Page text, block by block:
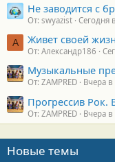
Не заводится с
От: swyazist Сегодня
А Живет своей
От: Александр186
Музыкальные
От: ZAMPRED Вчера
Прогрессив Рок.
От: ZAMPRED Вчера
Новые темы